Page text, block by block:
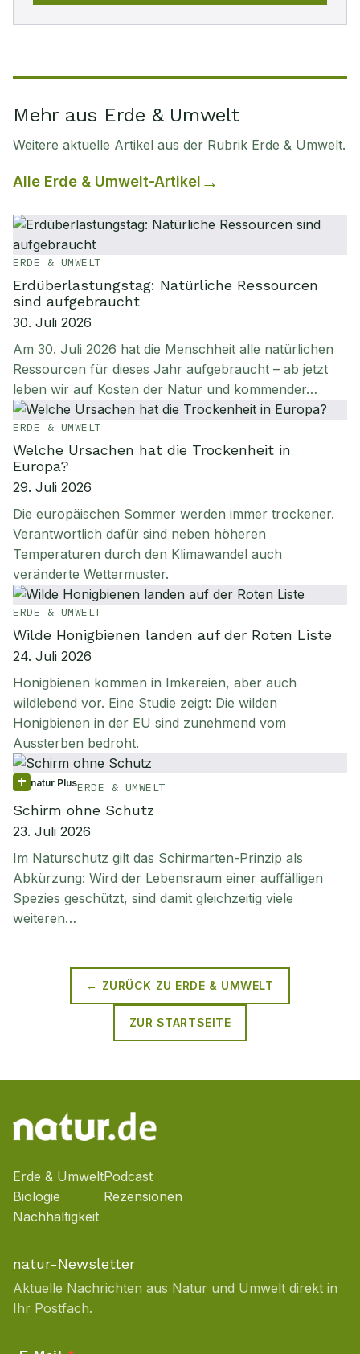
Mehr aus Erde & Umwelt
Weitere aktuelle Artikel aus der Rubrik Erde & Umwelt.
Alle Erde & Umwelt-Artikel
ERDE & UMWELT
Erdüberlastungstag: Natürliche Ressourcen
sind aufgebraucht
30. Juli 2026
Am 30. Juli 2026 hat die Menschheit alle natürlichen
Ressourcen für dieses Jahr aufgebraucht – ab jetzt
leben wir auf Kosten der Natur und kommender…
ERDE & UMWELT
Welche Ursachen hat die Trockenheit in
Europa?
29. Juli 2026
Die europäischen Sommer werden immer trockener.
Verantwortlich dafür sind neben höheren
Temperaturen durch den Klimawandel auch
veränderte Wettermuster.
ERDE & UMWELT
Wilde Honigbienen landen auf der Roten Liste
24. Juli 2026
Honigbienen kommen in Imkereien, aber auch
wildlebend vor. Eine Studie zeigt: Die wilden
Honigbienen in der EU sind zunehmend vom
Aussterben bedroht.
natur PlusERDE & UMWELT
Schirm ohne Schutz
23. Juli 2026
Im Naturschutz gilt das Schirmarten-Prinzip als
Abkürzung: Wird der Lebensraum einer auffälligen
Spezies geschützt, sind damit gleichzeitig viele
weiteren…
← ZURÜCK ZU ERDE & UMWELT
ZUR STARTSEITE
Erde & Umwelt
Biologie
Nachhaltigkeit
Podcast
Rezensionen
natur-Newsletter
Aktuelle Nachrichten aus Natur und Umwelt direkt in
Ihr Postfach.